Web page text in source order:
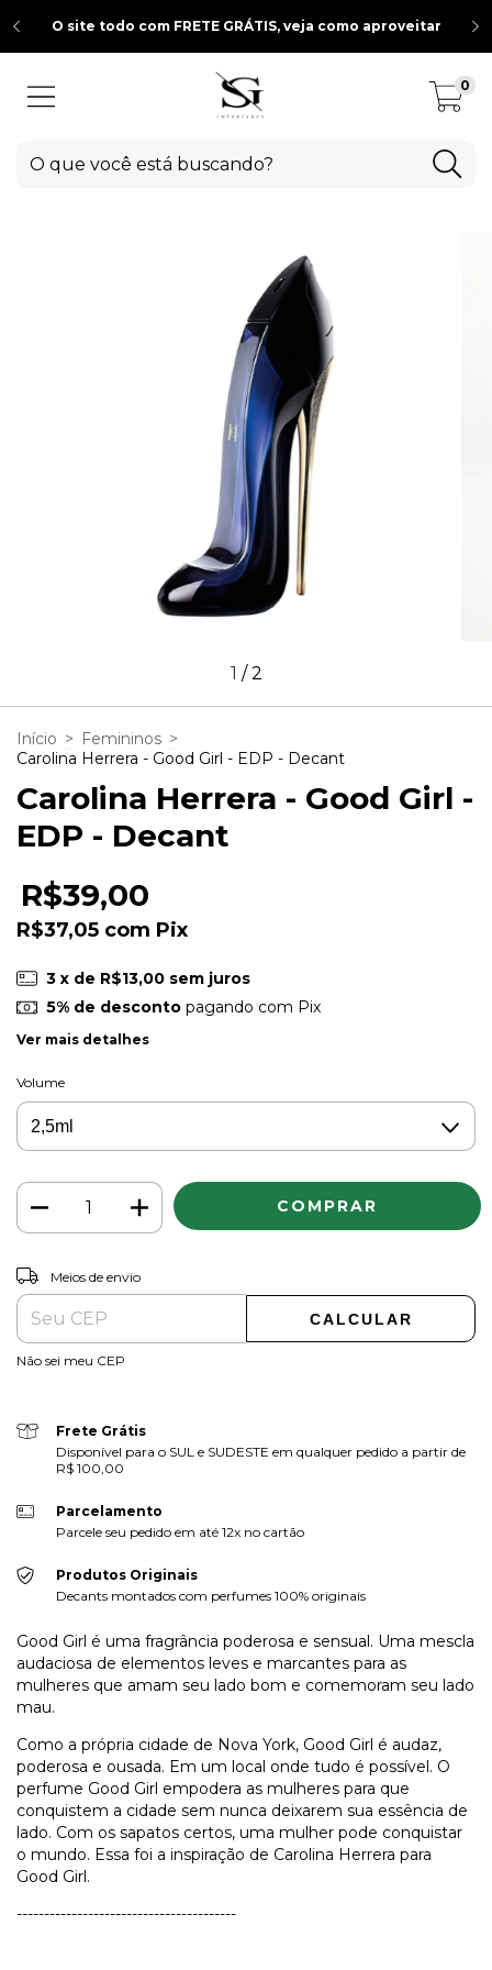
O site todo com FRETE GRÁTIS, veja como aproveitar
0
1 /2
Início > Femininos >
Carolina Herrera - Good Girl - EDP - Decant
Carolina Herrera - Good Girl -
EDP - Decant
R$39,00
R$37,05 com Pix
3 x de R$13,00 sem juros
5% de descontopagando com Pix
Ver mais detalhes
Volume
Entregas para o CEP:
Meios de envio
CALCULAR
Não sei meu CEP
Frete Grátis
Disponível para o SUL e SUDESTE em qualquer pedido a partir de
R$ 100,00
Parcelamento
Parcele seu pedido em até 12x no cartão
Produtos Originais
Decants montados com perfumes 100% originais
Good Girl é uma fragrância poderosa e sensual. Uma mescla
audaciosa de elementos leves e marcantes para as
mulheres que amam seu lado bom e comemoram seu lado
mau.
Como a própria cidade de Nova York, Good Girl é audaz,
poderosa e ousada. Em um local onde tudo é possível. O
perfume Good Girl empodera as mulheres para que
conquistem a cidade sem nunca deixarem sua essência de
lado. Com os sapatos certos, uma mulher pode conquistar
o mundo. Essa foi a inspiração de Carolina Herrera para
Good Girl.
----------------------------------------